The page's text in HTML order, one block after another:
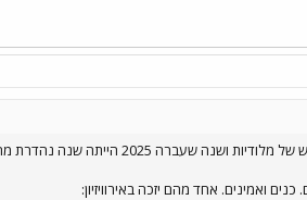
טוב אז השנה 2026 ולדעתי מדובר באיר'
ואמינים. אחד מהם יזכה באירוויזיון: